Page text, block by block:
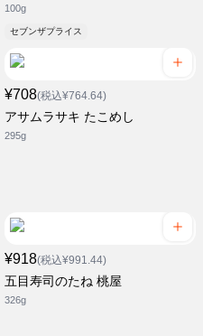
100g
セブンザプライス
¥708(税込¥764.64)
アサムラサキ たこめし
295g
¥918(税込¥991.44)
五目寿司のたね 桃屋
326g